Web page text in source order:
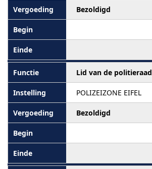
Bezoldigd
Lid van de politieraad
POLIZEIZONE EIFEL
Bezoldigd